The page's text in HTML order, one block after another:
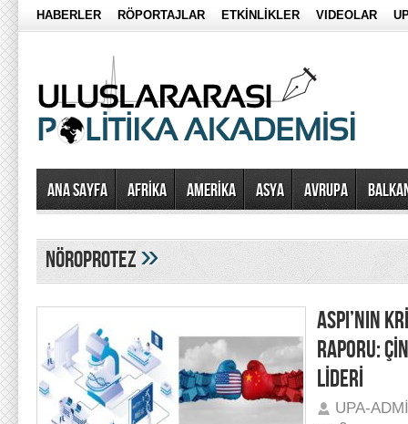
HABERLER RÖPORTAJLAR ETKİNLİKLER VIDEOLAR
Ana Sayfa AFRİKA AMERİKA ASYA AVRUPA
nöroprotez»
ASPI’NIN
RAPORU:
LİDERİ
UPA-